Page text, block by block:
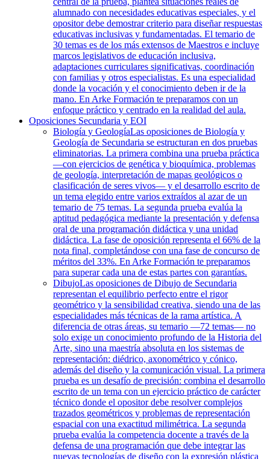
alumnado con necesidades educativas especiales, y el
opositor debe demostrar criterio para diseñar respuestas
educativas inclusivas y fundamentadas. El temario de
30 temas es de los más extensos de Maestros e incluye
marcos legislativos de educación inclusiva,
adaptaciones curriculares significativas, coordinación
con familias y otros especialistas. Es una especialidad
donde la vocación y el conocimiento deben ir de la
mano. En Arke Formación te preparamos con un
enfoque práctico y centrado en la realidad del aula.
Oposiciones Secundaria y EOI
Biología y GeologíaLas oposiciones de Biología y
Geología de Secundaria se estructuran en dos pruebas
eliminatorias. La primera combina una prueba práctica
—con ejercicios de genética y bioquímica, problemas
de geología, interpretación de mapas geológicos o
clasificación de seres vivos— y el desarrollo escrito de
un tema elegido entre varios extraídos al azar de un
temario de 75 temas. La segunda prueba evalúa la
aptitud pedagógica mediante la presentación y defensa
oral de una programación didáctica y una unidad
didáctica. La fase de oposición representa el 66% de la
nota final, completándose con una fase de concurso de
méritos del 33%. En Arke Formación te preparamos
para superar cada una de estas partes con garantías.
DibujoLas oposiciones de Dibujo de Secundaria
representan el equilibrio perfecto entre el rigor
geométrico y la sensibilidad creativa, siendo una de las
especialidades más técnicas de la rama artística. A
diferencia de otras áreas, su temario —72 temas— no
solo exige un conocimiento profundo de la Historia del
Arte, sino una maestría absoluta en los sistemas de
representación: diédrico, axonométrico y cónico,
además del diseño y la comunicación visual. La primera
prueba es un desafío de precisión: combina el desarrollo
escrito de un tema con un ejercicio práctico de carácter
técnico donde el opositor debe resolver complejos
trazados geométricos y problemas de representación
espacial con una exactitud milimétrica. La segunda
prueba evalúa la competencia docente a través de la
defensa de una programación que debe integrar las
nuevas tecnologías de diseño con la expresión plástica